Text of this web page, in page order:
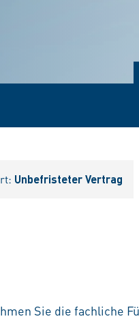
Unbefristeter Vertrag
Sie die fachliche